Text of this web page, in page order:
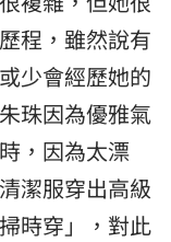
程，雖然說有
少會經歷她的
珠因為優雅氣
，因為太漂
潔服穿出高級
時穿」，對此